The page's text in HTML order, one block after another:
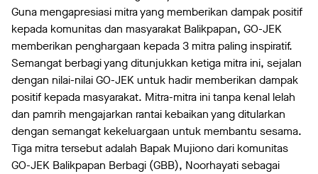
Guna mengapresiasi mitra yang memberikan dampak positif
kepada komunitas dan masyarakat Balikpapan, GO-JEK
memberikan penghargaan kepada 3 mitra paling inspiratif.
Semangat berbagi yang ditunjukkan ketiga mitra ini, sejalan
dengan nilai-nilai GO-JEK untuk hadir memberikan dampak
positif kepada masyarakat. Mitra-mitra ini tanpa kenal lelah
dan pamrih mengajarkan rantai kebaikan yang ditularkan
dengan semangat kekeluargaan untuk membantu sesama.
Tiga mitra tersebut adalah Bapak Mujiono dari komunitas
GO-JEK Balikpapan Berbagi (GBB), Noorhayati sebagai